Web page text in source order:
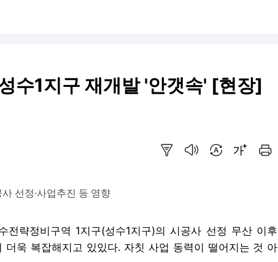
수1지구 재개발 '안갯속' [현장]
선정·사업추진 등 영향
전략정비구역 1지구(성수1지구)의 시공사 선정 무산 이후
더욱 복잡해지고 있있다. 자칫 사업 동력이 떨어지는 것 아